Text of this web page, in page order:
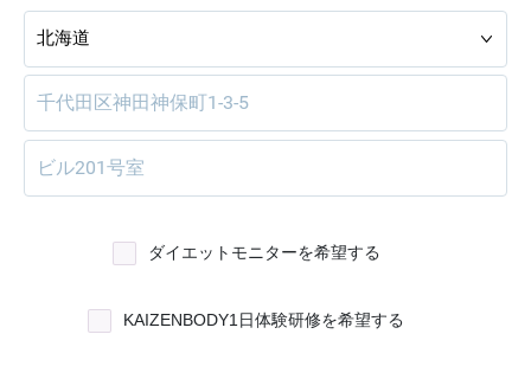
ダイエットモニターを希望する
KAIZENBODY1日体験研修を希望する